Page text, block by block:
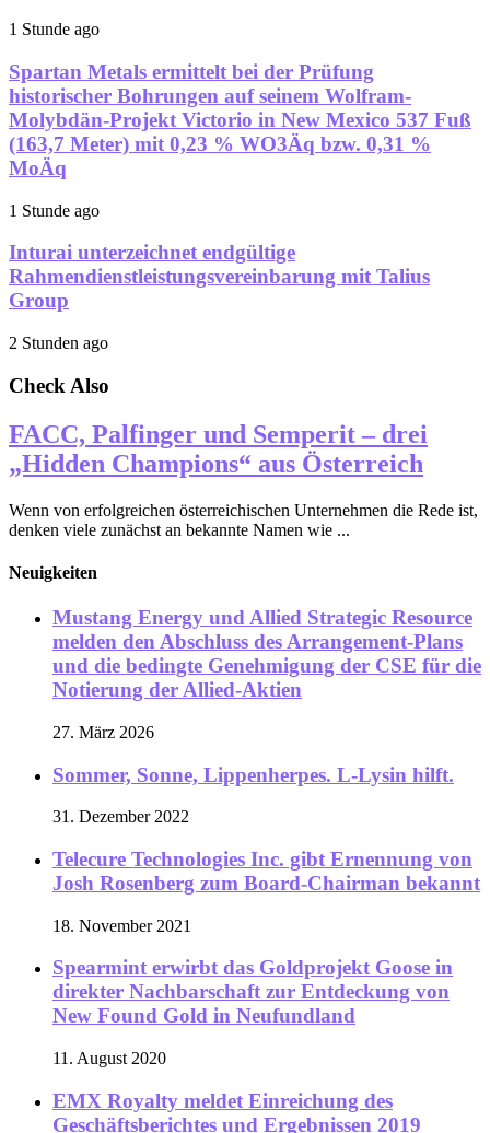
1 Stunde ago
Spartan Metals ermittelt bei der Prüfung
historischer Bohrungen auf seinem Wolfram-
Molybdän-Projekt Victorio in New Mexico 537 Fuß
(163,7 Meter) mit 0,23 % WO3Äq bzw. 0,31 %
MoÄq
1 Stunde ago
Inturai unterzeichnet endgültige
Rahmendienstleistungsvereinbarung mit Talius
Group
2 Stunden ago
Check Also
FACC, Palfinger und Semperit – drei
„Hidden Champions“ aus Österreich
Wenn von erfolgreichen österreichischen Unternehmen die Rede ist,
denken viele zunächst an bekannte Namen wie ...
Neuigkeiten
Mustang Energy und Allied Strategic Resource
melden den Abschluss des Arrangement-Plans
und die bedingte Genehmigung der CSE für die
Notierung der Allied-Aktien
27. März 2026
Sommer, Sonne, Lippenherpes. L-Lysin hilft.
31. Dezember 2022
Telecure Technologies Inc. gibt Ernennung von
Josh Rosenberg zum Board-Chairman bekannt
18. November 2021
Spearmint erwirbt das Goldprojekt Goose in
direkter Nachbarschaft zur Entdeckung von
New Found Gold in Neufundland
11. August 2020
EMX Royalty meldet Einreichung des
Geschäftsberichtes und Ergebnissen 2019